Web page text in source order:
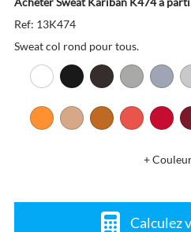
Ref: 13K474
Sweat col rond pour tous.
+
Calculez